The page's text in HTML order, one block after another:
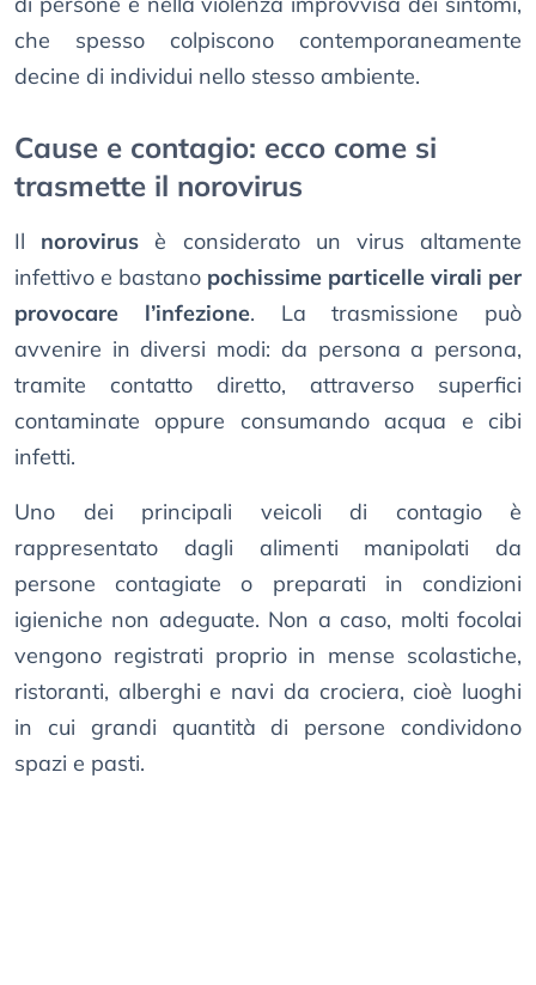
che spesso colpiscono contemporaneamente
decine di individui nello stesso ambiente.
Cause e contagio: ecco come si
trasmette il norovirus
Il norovirus è considerato un virus altamente
infettivo e bastano pochissime particelle virali per
provocare l’infezione. La trasmissione può
avvenire in diversi modi: da persona a persona,
tramite contatto diretto, attraverso superfici
contaminate oppure consumando acqua e cibi
infetti.
Uno dei principali veicoli di contagio è
rappresentato dagli alimenti manipolati da
persone contagiate o preparati in condizioni
igieniche non adeguate. Non a caso, molti focolai
vengono registrati proprio in mense scolastiche,
ristoranti, alberghi e navi da crociera, cioè luoghi
in cui grandi quantità di persone condividono
spazi e pasti.